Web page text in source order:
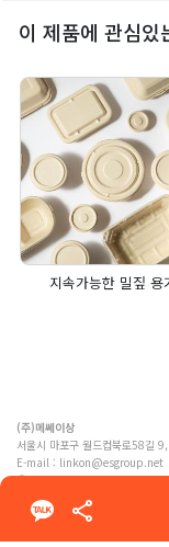
이 제품에 관심있
지속가능한 밀짚 용
(주)메쎄이상
서울시 마포구 월드컵북로58길
E-mail : linkon@esgroup.net
ⓒ MESSE ESANG. Co., Ltd.
이용약관